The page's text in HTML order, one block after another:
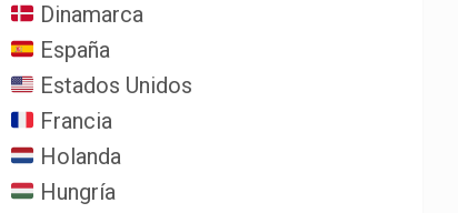
Dinamarca
España
Estados Unidos
Francia
Holanda
Hungría